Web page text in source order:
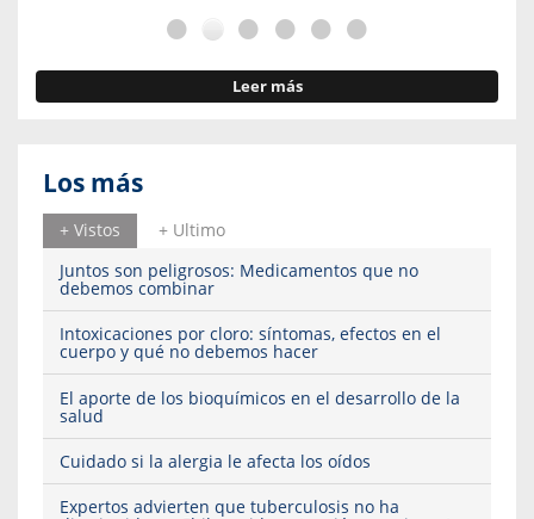
Leer más
Los más
+ Vistos
+ Ultimo
Juntos son peligrosos: Medicamentos que no
debemos combinar
Intoxicaciones por cloro: síntomas, efectos en el
cuerpo y qué no debemos hacer
El aporte de los bioquímicos en el desarrollo de la
salud
Cuidado si la alergia le afecta los oídos
Expertos advierten que tuberculosis no ha